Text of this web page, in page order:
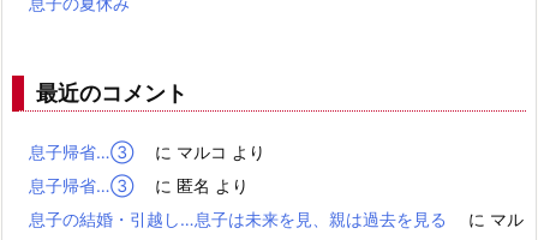
最近のコメント
息子帰省…③ に マルコ より
息子帰省…③
に 匿名 より
息子の結婚・引越し…息子は未来を見、親は過去を見る
に マル